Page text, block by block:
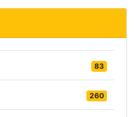
83
260